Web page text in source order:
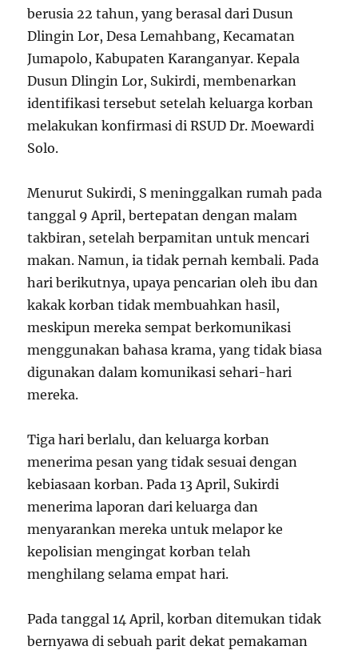
berusia 22 tahun, yang berasal dari Dusun
Dlingin Lor, Desa Lemahbang, Kecamatan
Jumapolo, Kabupaten Karanganyar. Kepala
Dusun Dlingin Lor, Sukirdi, membenarkan
identifikasi tersebut setelah keluarga korban
melakukan konfirmasi di RSUD Dr. Moewardi
Solo.
Menurut Sukirdi, S meninggalkan rumah pada
tanggal 9 April, bertepatan dengan malam
takbiran, setelah berpamitan untuk mencari
makan. Namun, ia tidak pernah kembali. Pada
hari berikutnya, upaya pencarian oleh ibu dan
kakak korban tidak membuahkan hasil,
meskipun mereka sempat berkomunikasi
menggunakan bahasa krama, yang tidak biasa
digunakan dalam komunikasi sehari-hari
mereka.
Tiga hari berlalu, dan keluarga korban
menerima pesan yang tidak sesuai dengan
kebiasaan korban. Pada 13 April, Sukirdi
menerima laporan dari keluarga dan
menyarankan mereka untuk melapor ke
kepolisian mengingat korban telah
menghilang selama empat hari.
Pada tanggal 14 April, korban ditemukan tidak
bernyawa di sebuah parit dekat pemakaman